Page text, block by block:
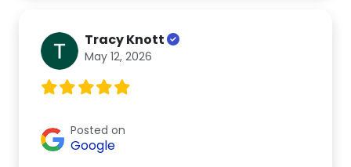
Tracy Knott
May 12, 2026
Posted on
Google